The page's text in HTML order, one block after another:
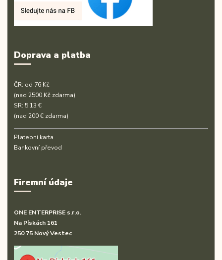
Doprava a platba
ČR: od 76 Kč
(nad 2500 Kč zdarma)
SR: 5.13 €
(nad 200 € zdarma)
Platební karta
Bankovní převod
Firemní údaje
ONE ENTERPRISE s.r.o.
Na Pískách 161
250 75 Nový Vestec